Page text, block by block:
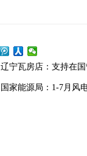
辽宁瓦房店：支持在
国家能源局：1-7月风